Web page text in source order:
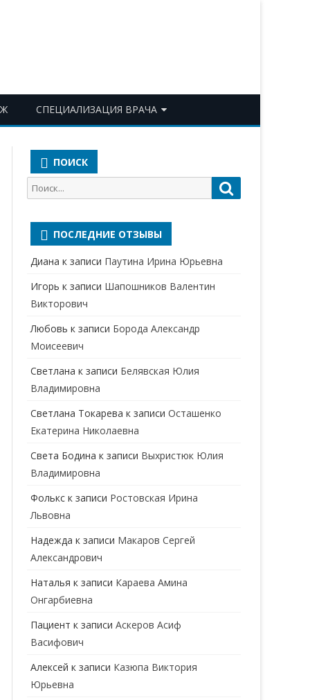
СПЕЦИАЛИЗАЦИЯ ВРАЧА
АЛЛЕРГОЛОГ-ИММУНОЛОГ
АНЕСТЕЗИОЛОГ-
БАКТЕРИОЛОГ
ВЕРТЕБРОЛОГ
ГАСТРОЭНТЕРОЛОГ
ГИНЕКОЛОГ
ГОМЕОПАТ
ДЕРМАТОЛОГ
ДЕТСКИЕ ВРАЧИ ДЕТСКИЙ КАРДИОЛОГ
ДЕТСКИЙ ХИРУРГ
ПЕРИНАТАЛЬНЫЙ ПСИХОЛОГ
КАРДИОЛОГ
КОСМЕТОЛОГ
МАССАЖИСТ
НАРКОЛОГ
НЕВРОПАТОЛОГ
ПОИСК
Поиск
для:
ПОСЛЕДНИЕ ОТЗЫВЫ
Диана к записи Паутина Ирина Юрьевна
Игорь к записи Шапошников Валентин
Викторович
Любовь к записи Борода Александр
Моисеевич
Светлана к записи Белявская Юлия
Владимировна
Cветлана Токарева к записиОсташенко
Екатерина Николаевна
Света Бодина к записи Выхристюк Юлия
Владимировна
Фолькс к записи Ростовская Ирина
Львовна
Надежда к записи Макаров Сергей
Александрович
Наталья к записи Караева Амина
Онгарбиевна
Пациент к записиАскеров Асиф
Васифович
Алексей к записи Казюпа Виктория
Юрьевна